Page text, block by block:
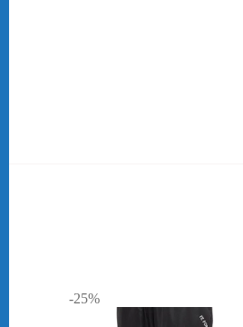
-25%